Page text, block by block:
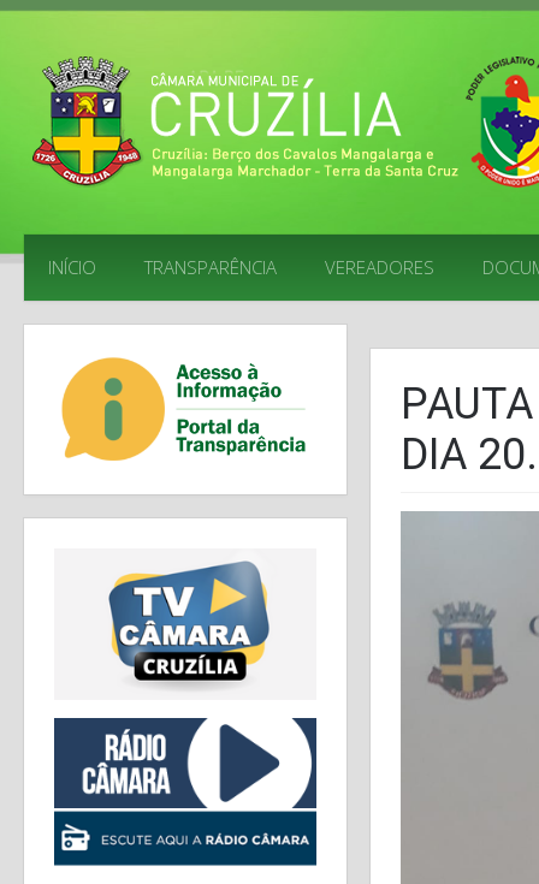
INÍCIO TRANSPARÊNCIA VEREADORES
DIA